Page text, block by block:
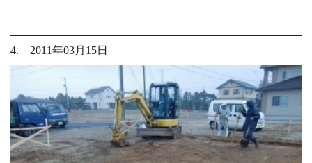
4. 2011年03月15日